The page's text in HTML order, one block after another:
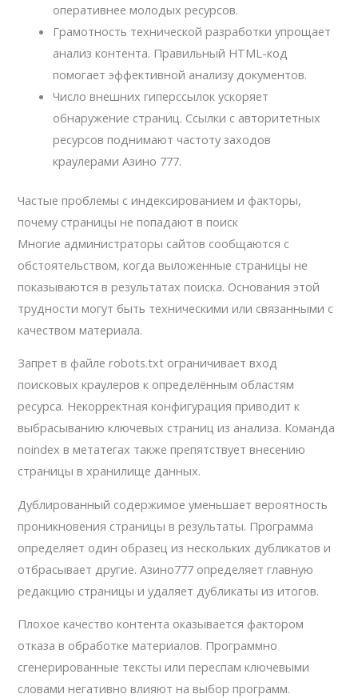
оперативнее молодых ресурсов.
Грамотность технической разработки упрощает
анализ контента. Правильный HTML-код
помогает эффективной анализу документов.
Число внешних гиперссылок ускоряет
обнаружение страниц. Ссылки с авторитетных
ресурсов поднимают частоту заходов
краулерами Азино 777.
Частые проблемы с индексированием и факторы,
почему страницы не попадают в поиск
Многие администраторы сайтов сообщаются с
обстоятельством, когда выложенные страницы не
показываются в результатах поиска. Основания этой
трудности могут быть техническими или связанными с
качеством материала.
Запрет в файле robots.txt ограничивает вход
поисковых краулеров к определённым областям
ресурса. Некорректная конфигурация приводит к
выбрасыванию ключевых страниц из анализа. Команда
noindex в метатегах также препятствует внесению
страницы в хранилище данных.
Дублированный содержимое уменьшает вероятность
проникновения страницы в результаты. Программа
определяет один образец из нескольких дубликатов и
отбрасывает другие. Азино777 определяет главную
редакцию страницы и удаляет дубликаты из итогов.
Плохое качество контента оказывается фактором
отказа в обработке материалов. Программно
сгенерированные тексты или переспам ключевыми
словами негативно влияют на выбор программ.